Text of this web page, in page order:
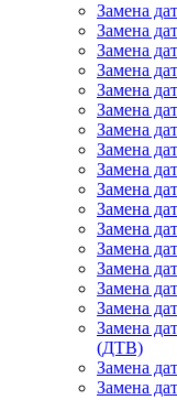
Замена
Замена
Замена
Замена
Замена
Замена
Замена
Замена
Замена
Замена
Замена
Замена
Замена
Замена
Замена
Замена
Замена
(ДТВ)
Замена
Замена